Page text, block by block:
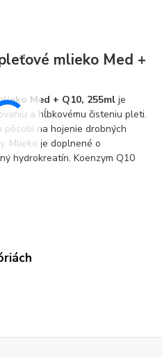
mlieko Med +
Med + Q10, 255ml je
a hĺbkovému čisteniu pleti.
pôsobí na hojenie drobných
Mlieko je doplnené o
hydrokreatín. Koenzym Q10